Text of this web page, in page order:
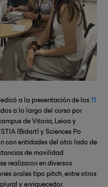
a la presentación de los 11
a lo largo del curso por
de Vitoria, Leioa y
(Bidart) y Sciences Po
con entidades del otro lado de
de movilidad
realizaron en diversos
orales tipo pitch, entre otros
y enriquecedor.